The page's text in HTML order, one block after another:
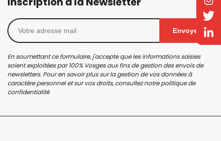
Envoyer
En soumettant ce formulaire, j'accepte que les informations saisies
soient exploitées par 100% Vosges aux fins de gestion des envois de
newsletters. Pour en savoir plus sur la gestion de vos données à
caractère personnel et sur vos droits, consultez notrepolitique de
confidentialité